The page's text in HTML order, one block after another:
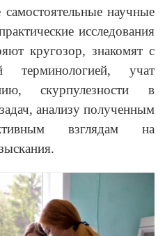
научные
исследования
кругозор, знакомят с
терминологией, учат
скурпулезности в
анализу полученным
взглядам на